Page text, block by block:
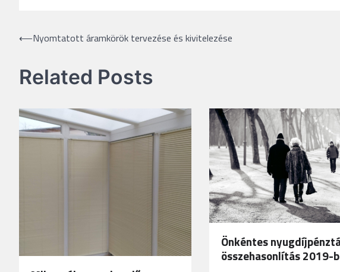
Bejegyzés
⟵Nyomtatott áramkörök tervezése és kivitelezése
Related Posts
Önkéntes
összehasonlítás 2019-